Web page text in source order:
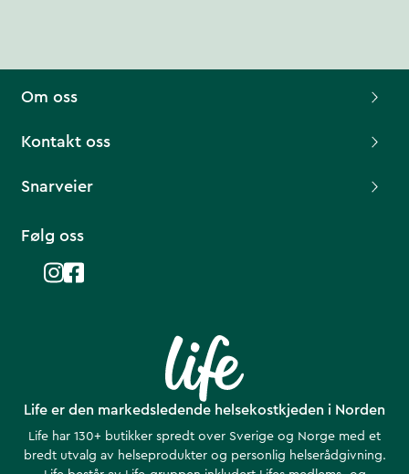
Life er den markedsledende helsekostkjeden i Norden
Life har 130+ butikker spredt over Sverige og Norge med et
bredt utvalg av helseprodukter og personlig helserådgivning.
Om oss
Kontakt oss
Snarveier
Følg oss